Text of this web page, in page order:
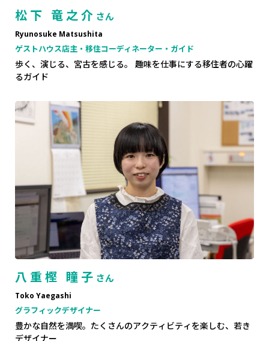
松下 竜之介 さん
Ryunosuke Matsushita
ゲストハウス店主・移住コーディネーター・ガイド
歩く、演じる、宮古を感じる。 趣味を仕事にする移住者の心躍
るガイド
八重樫 瞳子 さん
Toko Yaegashi
グラフィックデザイナー
豊かな自然を満喫。たくさんのアクティビティを楽しむ、若き
デザイナー